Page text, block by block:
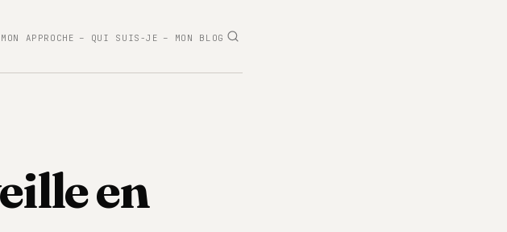
APPROCHE – QUI SUIS-JE – MON BLOG
en